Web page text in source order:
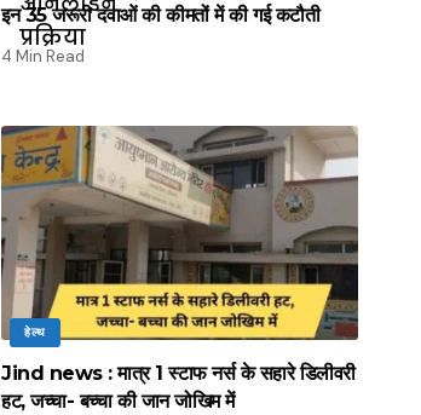
इन 35 जरूरी दवाओं की कीमतों में की गई कटौती
4 Min Read
हेल्थ
Jind news : मात्र 1 स्टाफ नर्स के सहारे डिलीवरी
हट, जच्चा- बच्चा की जान जोखिम में